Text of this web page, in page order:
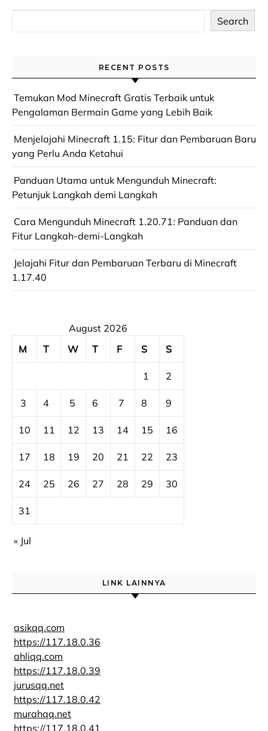
Search
RECENT POSTS
Temukan Mod Minecraft Gratis Terbaik untuk
Pengalaman Bermain Game yang Lebih Baik
Menjelajahi Minecraft 1.15: Fitur dan Pembaruan Baru
yang Perlu Anda Ketahui
Panduan Utama untuk Mengunduh Minecraft:
Petunjuk Langkah demi Langkah
Cara Mengunduh Minecraft 1.20.71: Panduan dan
Fitur Langkah-demi-Langkah
Jelajahi Fitur dan Pembaruan Terbaru di Minecraft
1.17.40
August 2026
M
T W T F S S
1 2
3 4 5 6 7 8 9
10 11 12 13 14 15 16
17 18 19 20 21 22 23
24 25 26 27 28 29 30
31
« Jul
LINK LAINNYA
asikqq.com
https://117.18.0.36
ahliqq.com
https://117.18.0.39
jurusqq.net
https://117.18.0.42
murahqq.net
https://117.18.0.41